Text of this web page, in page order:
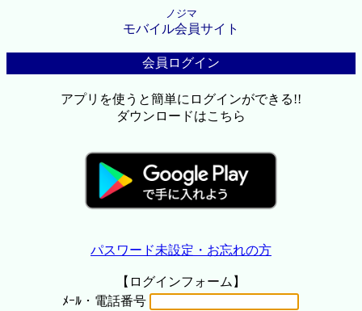
ノジマ
モバイル会員サイト
会員ログイン
アプリを使うと簡単にログインができる!!
ダウンロードはこちら
パスワード未設定・お忘れの方
【ログインフォーム】
ﾒｰﾙ・電話番号